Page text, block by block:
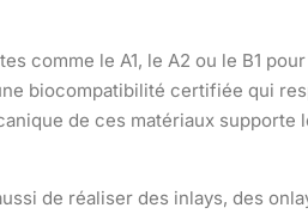
comme le A1, le A2 ou le B1
biocompatibilité certifiée qui
de ces matériaux supporte
de réaliser des inlays, des